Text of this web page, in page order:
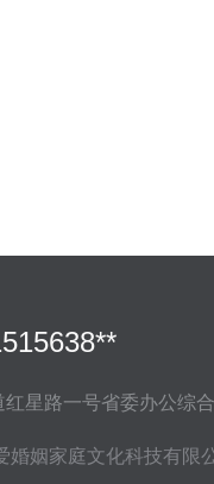
星路一号省委办公综
婚姻家庭文化科技有限